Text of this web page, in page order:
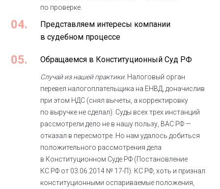
по проверке.
04.
Представляем интересы компании
в судебном процессе
05. Обращаемся в Конституционный Суд РФ
Случай из нашей практики: Налоговый орган
перевел налогоплательщика на ЕНВД, доначислив
при этом НДС (снял вычеты, а корректировку
по выручке не сделал). Суды всех трех инстанций
рассмотрели дело не в нашу пользу, ВАС РФ —
отказал в пересмотре. Но нам удалось добиться
положительного рассмотрения дела
в Конституционном Суде РФ (Постановление
КС РФ от 03.06.2014 № 17-П). КС РФ, хоть и признал
конституционными оспариваемые положения,